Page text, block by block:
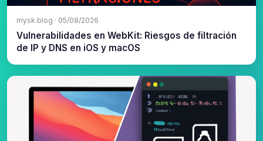
mysk.blog · 05/08/2026
Vulnerabilidades en WebKit: Riesgos de filtración
de IP y DNS en iOS y macOS